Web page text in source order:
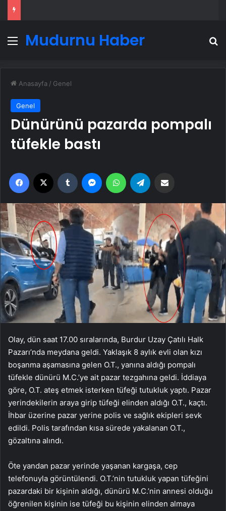
MenüMudurnu Haber
Anasayfa / Genel
Genel
Dünürünü pazarda pompalı
tüfekle bastı
Facebook Tumblr MessengerWhatsApp
Olay, dün saat 17.00 sıralarında, Burdur Uzay Çatılı Halk
Pazarı’nda meydana geldi. Yaklaşık 8 aylık evli olan kızı
boşanma aşamasına gelen O.T., yanına aldığı pompalı
tüfekle dünürü M.C.’ye ait pazar tezgahına geldi. İddiaya
göre, O.T. ateş etmek isterken tüfeği tutukluk yaptı. Pazar
yerindekilerin araya girip tüfeği elinden aldığı O.T., kaçtı.
İhbar üzerine pazar yerine polis ve sağlık ekipleri sevk
edildi. Polis tarafından kısa sürede yakalanan O.T.,
gözaltına alındı.
Öte yandan pazar yerinde yaşanan kargaşa, cep
telefonuyla görüntülendi. O.T.’nin tutukluk yapan tüfeğini
pazardaki bir kişinin aldığı, dünürü M.C.’nin annesi olduğu
öğrenilen kişinin ise tüfeği bu kişinin elinden almaya